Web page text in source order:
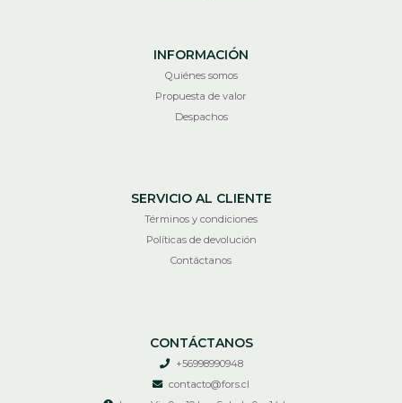
INFORMACIÓN
Quiénes somos
Propuesta de valor
Despachos
SERVICIO AL CLIENTE
Términos y condiciones
Políticas de devolución
Contáctanos
CONTÁCTANOS
+56998990948
contacto@fors.cl